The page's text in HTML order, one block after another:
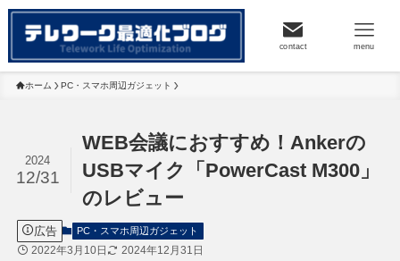
contact menu
ホーム PC・スマホ周辺ガジェット
WEB会議におすすめ！Ankerの
USBマイク「PowerCast M300」
のレビュー
2024
12/31
広告 PC・スマホ周辺ガジェット
2022年3月10日 2024年12月31日